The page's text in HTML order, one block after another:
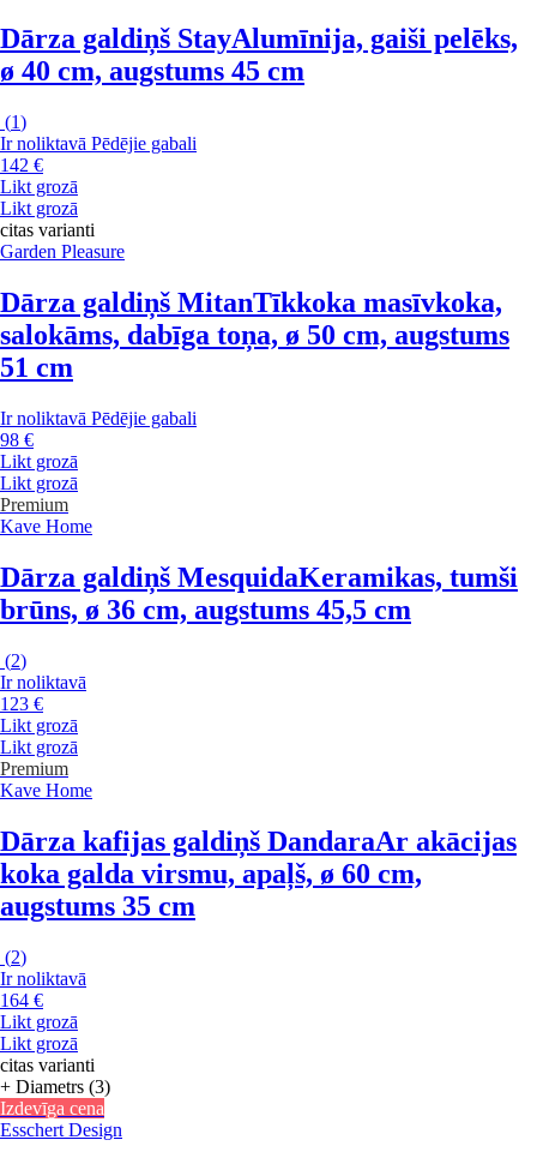
Dārza galdiņš StayAlumīnija, gaiši pelēks,
ø 40 cm, augstums 45 cm
(1)
Ir noliktavā Pēdējie gabali
142 €
Likt grozā
Likt grozā
citas varianti
Garden Pleasure
Dārza galdiņš MitanTīkkoka masīvkoka,
salokāms, dabīga toņa, ø 50 cm, augstums
51 cm
Ir noliktavā Pēdējie gabali
98 €
Likt grozā
Likt grozā
Premium
Kave Home
Dārza galdiņš MesquidaKeramikas, tumši
brūns, ø 36 cm, augstums 45,5 cm
(2)
Ir noliktavā
123 €
Likt grozā
Likt grozā
Premium
Kave Home
Dārza kafijas galdiņš DandaraAr akācijas
koka galda virsmu, apaļš, ø 60 cm,
augstums 35 cm
(2)
Ir noliktavā
164 €
Likt grozā
Likt grozā
citas varianti
+ Diametrs (3)
Izdevīga cena
Esschert Design